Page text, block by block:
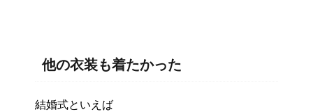
他の衣装も着たかった
結婚式といえば